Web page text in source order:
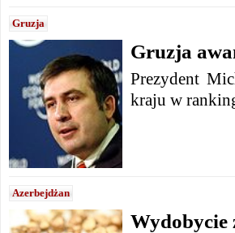
Gruzja
Gruzja
Prezydent
kraju w
Azerbejdżan
Wydobycie